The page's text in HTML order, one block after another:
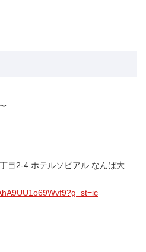
目2-4 ホテルソビアル なんば大